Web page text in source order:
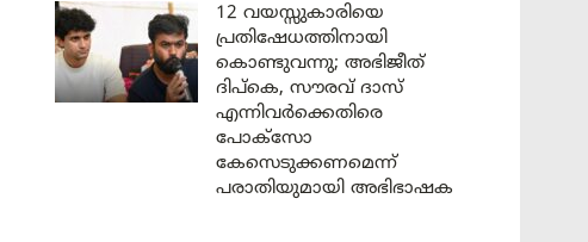
12 വയസ്സുകാരിയെ
പ്രതിഷേധത്തിനായി
കൊണ്ടുവന്നു; അഭിജീത്
ദിപ്കെ, സൗരവ് ദാസ്
എന്നിവർക്കെതിരെ
പോക്സോ
കേസെടുക്കണമെന്ന്
പരാതിയുമായി അഭിഭാഷക